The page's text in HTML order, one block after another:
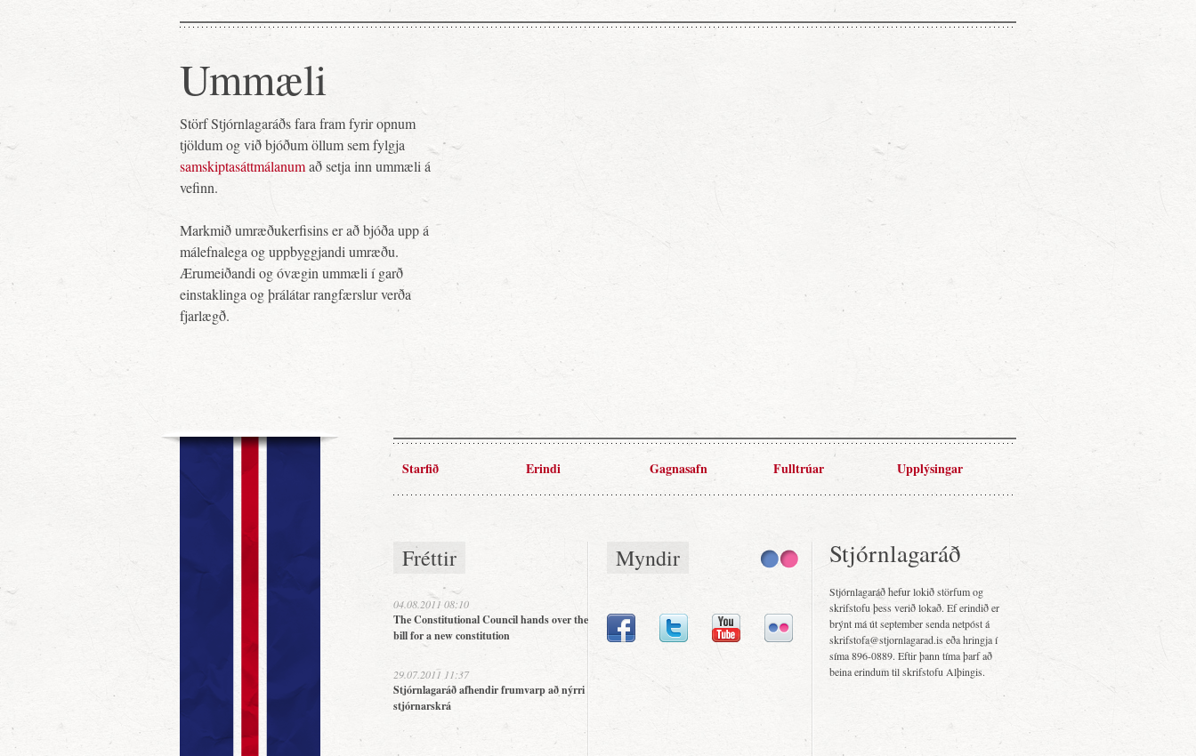
Ummæli
Störf Stjórnlagaráðs fara fram fyrir opnum
tjöldum og við bjóðum öllum sem fylgja
samskiptasáttmálanumað setja inn ummæli á
vefinn.
Markmið umræðukerfisins er að bjóða upp á
málefnalega og uppbyggjandi umræðu.
Ærumeiðandi og óvægin ummæli í garð
einstaklinga og þrálátar rangfærslur verða
fjarlægð.
Starfið Erindi Gagnasafn Fulltrúar Upplýsingar
Fréttir
04.08.2011 08:10
The Constitutional Council hands over the
bill for a new constitution
29.07.2011 11:37
Stjórnlagaráð afhendir frumvarp að nýrri
stjórnarskrá
Myndir Stjórnlagaráð
Stjórnlagaráð hefur lokið störfum og
skrifstofu þess verið lokað. Ef erindið er
brýnt má út september senda netpóst á
skrifstofa@stjornlagarad.is eða hringja í
síma 896-0889. Eftir þann tíma þarf að
beina erindum til skrifstofu Alþingis.